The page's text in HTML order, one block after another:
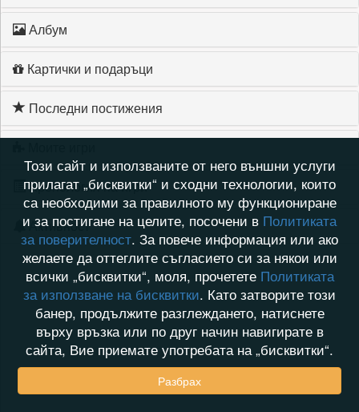
Албум
Картички и подаръци
Последни постижения
Хронология на игри
Активност
Този сайт и използваните от него външни услуги
прилагат „бисквитки“ и сходни технологии, които
са необходими за правилното му функциониране
и за постигане на целите, посочени в Политиката
за поверителност. За повече информация или ако
желаете да оттеглите съгласието си за някои или
всички „бисквитки“, моля, прочетете Политиката
за използване на бисквитки. Като затворите този
банер, продължите разглеждането, натиснете
върху връзка или по друг начин навигирате в
сайта, Вие приемате употребата на „бисквитки“.
Разбрах